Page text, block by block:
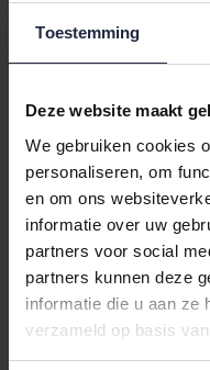
Toestemming
Deze website maakt
We gebruiken cookies
personaliseren, om
en om ons
informatie over uw
partners voor social
partners kunnen deze
informatie die u aan ze
verzameld op basis
een heren variant. De
verschillende kleuren
Taubert sauna
DeTaubert thalasso
standaard sauna
wafelpique en
saunalakens zijn